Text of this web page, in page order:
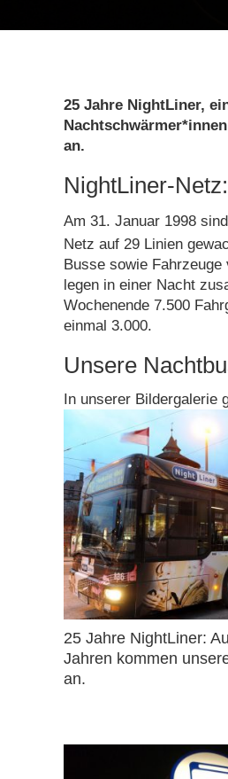
25 Jahre NightLiner,
an.
NightLiner-
Am 31. Januar 1998
Netz auf 29 Linien
Busse sowie
legen in einer Nacht
Wochenende 7.500
einmal 3.000.
Unsere
In unserer Bildergalerie
25 Jahre NightLiner:
Jahren kommen
an.